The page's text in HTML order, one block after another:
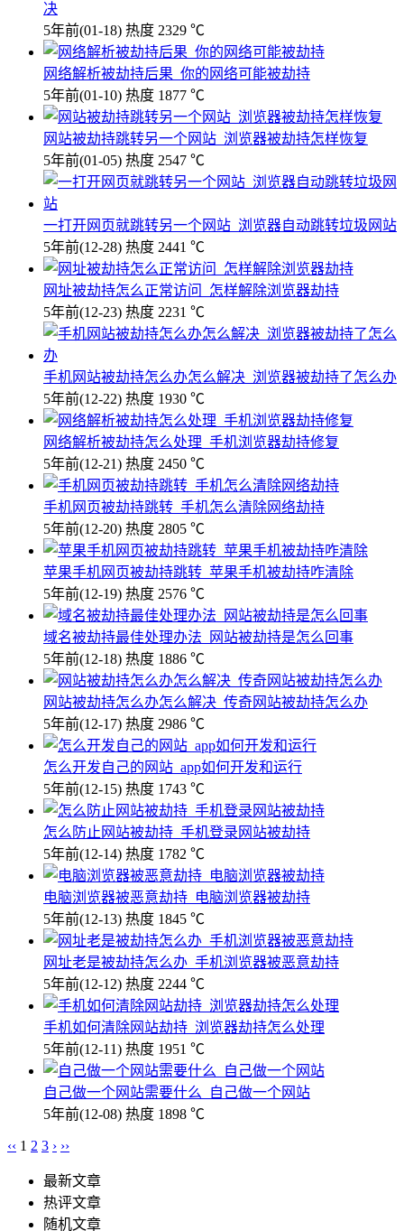
决
5年前(01-18) 热度 2329 ℃
网络解析被劫持后果_你的网络可能被劫持
5年前(01-10) 热度 1877 ℃
网站被劫持跳转另一个网站_浏览器被劫持怎样恢复
5年前(01-05) 热度 2547 ℃
一打开网页就跳转另一个网站_浏览器自动跳转垃圾网站
5年前(12-28) 热度 2441 ℃
网址被劫持怎么正常访问_怎样解除浏览器劫持
5年前(12-23) 热度 2231 ℃
手机网站被劫持怎么办怎么解决_浏览器被劫持了怎么办
5年前(12-22) 热度 1930 ℃
网络解析被劫持怎么处理_手机浏览器劫持修复
5年前(12-21) 热度 2450 ℃
手机网页被劫持跳转_手机怎么清除网络劫持
5年前(12-20) 热度 2805 ℃
苹果手机网页被劫持跳转_苹果手机被劫持咋清除
5年前(12-19) 热度 2576 ℃
域名被劫持最佳处理办法_网站被劫持是怎么回事
5年前(12-18) 热度 1886 ℃
网站被劫持怎么办怎么解决_传奇网站被劫持怎么办
5年前(12-17) 热度 2986 ℃
怎么开发自己的网站_app如何开发和运行
5年前(12-15) 热度 1743 ℃
怎么防止网站被劫持_手机登录网站被劫持
5年前(12-14) 热度 1782 ℃
电脑浏览器被恶意劫持_电脑浏览器被劫持
5年前(12-13) 热度 1845 ℃
网址老是被劫持怎么办_手机浏览器被恶意劫持
5年前(12-12) 热度 2244 ℃
手机如何清除网站劫持_浏览器劫持怎么处理
5年前(12-11) 热度 1951 ℃
自己做一个网站需要什么_自己做一个网站
5年前(12-08) 热度 1898 ℃
‹‹ 1 2 3 › ››
最新文章
热评文章
随机文章